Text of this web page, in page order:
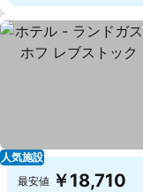
人気施設
最安値 ￥18,710